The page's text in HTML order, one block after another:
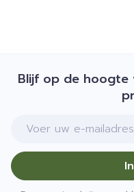
Blijf op de hoogte
E-mail adres